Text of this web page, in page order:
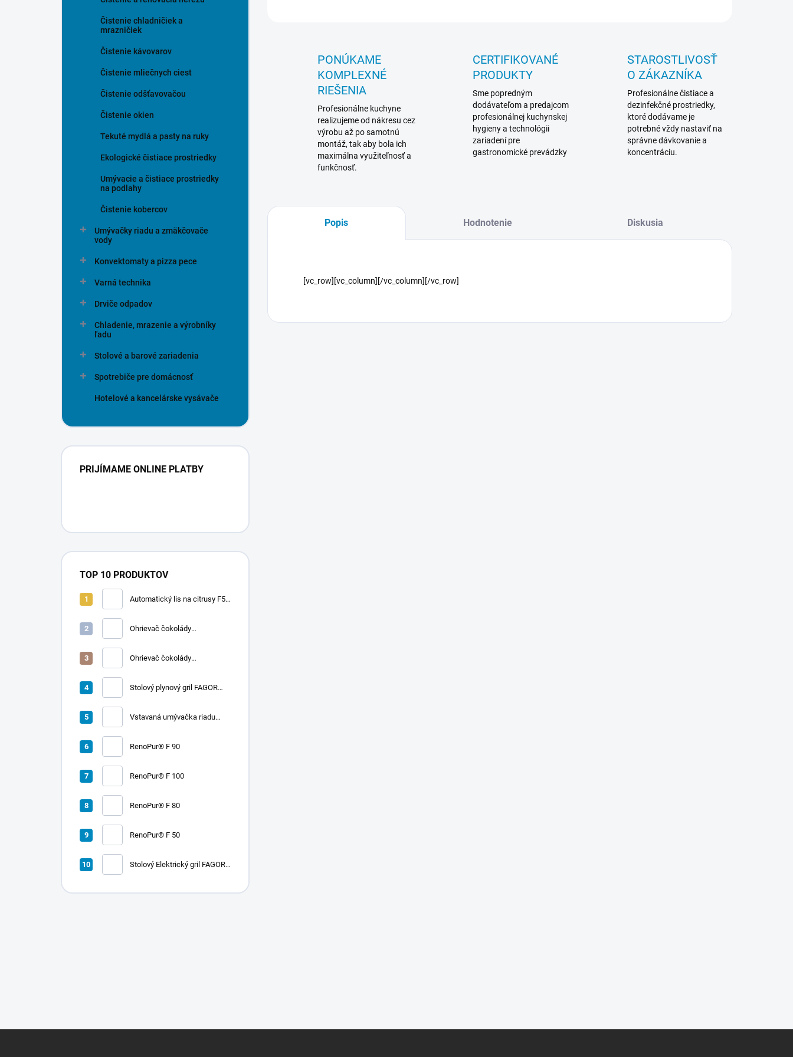
Čistenie chladničiek a
mrazničiek
Čistenie kávovarov
Čistenie mliečnych ciest
Čistenie odšťavovačou
Čistenie okien
Tekuté mydlá a pasty na ruky
Ekologické čistiace prostriedky
Umývacie a čistiace prostriedky
na podlahy
Čistenie kobercov
Umývačky riadu a zmäkčovače
vody
Konvektomaty a pizza pece
Varná technika
Drviče odpadov
Chladenie, mrazenie a výrobníky
ľadu
Stolové a barové zariadenia
Spotrebiče pre domácnosť
Hotelové a kancelárske vysávače
PRIJÍMAME ONLINE PLATBY
TOP 10 PRODUKTOV
Automatický lis na citrusy F50
Ohrievač čokolády
Ohrievač čokolády
Stolový plynový gril FAGOR
Vstavaná umývačka riadu
RenoPur® F 90
RenoPur® F 100
RenoPur® F 80
RenoPur® F 50
Stolový Elektrický gril FAGOR
PONÚKAME
KOMPLEXNÉ
RIEŠENIA
Profesionálne kuchyne
realizujeme od nákresu cez
výrobu až po samotnú
montáž, tak aby bola ich
maximálna využiteľnosť a
funkčnosť.
CERTIFIKOVANÉ
PRODUKTY
Sme popredným
dodávateľom a predajcom
profesionálnej kuchynskej
hygieny a technológii
zariadení pre
gastronomické prevádzky
STAROSTLIVOSŤ
O ZÁKAZNÍKA
Profesionálne čistiace a
dezinfekčné prostriedky,
ktoré dodávame je
potrebné vždy nastaviť na
správne dávkovanie a
koncentráciu.
Popis Hodnotenie Diskusia
[vc_row][vc_column][/vc_column][/vc_row]